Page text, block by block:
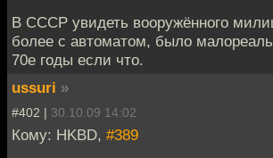
В СССР увидеть вооружённого
более с автоматом, было
70е годы если что.
ussuri »
#402 | 30.10.09 14:02
Кому: HKBD, #389